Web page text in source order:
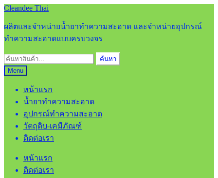
Skip
navigation
Skip
content
Cleandee Thai
ผลิตและจำหน่ายน้ำยาทำความสะอาด และจำหน่ายอุปกรณ์
ทำความสะอาดแบบครบวงจร
ค้นหา:
ค้นหา
Menu
หน้าแรก
น้ำยาทำความสะอาด
อุปกรณ์ทำความสะอาด
วัตถุดิบ-เคมีภัณฑ์
ติดต่อเรา
หน้าแรก
ติดต่อเรา